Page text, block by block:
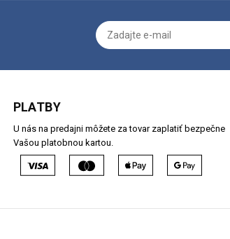
PLATBY
U nás na predajni môžete za tovar zaplatiť bezpečne
Vašou platobnou kartou.